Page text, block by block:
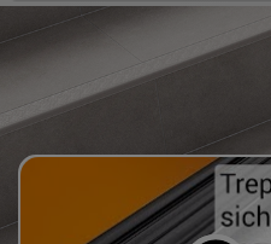
için